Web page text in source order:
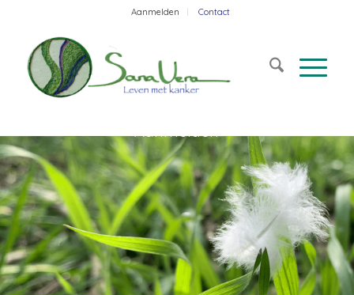
Aanmelden Contact
Aanmelden